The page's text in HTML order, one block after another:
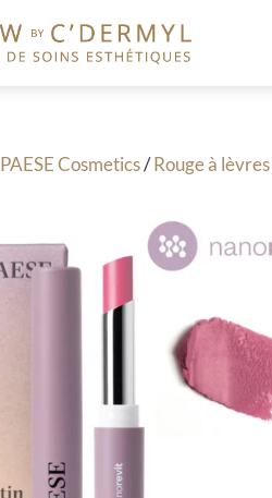
PAESE Cosmetics/Rouge à lèvres